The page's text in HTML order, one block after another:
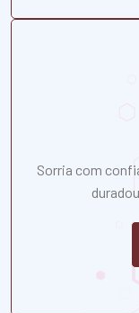
Sorria com